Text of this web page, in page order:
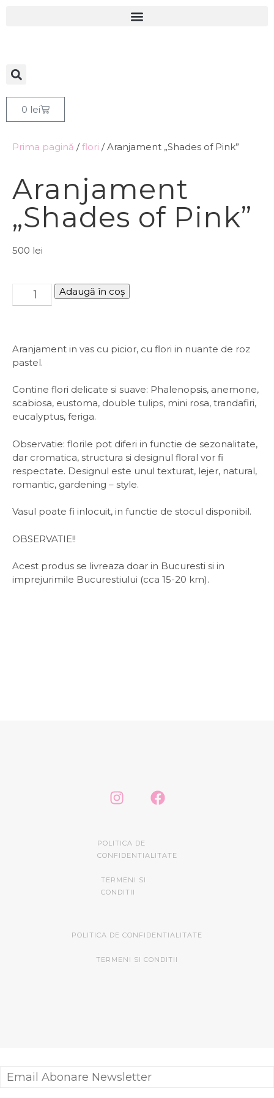
0 lei
Prima pagină /flori / Aranjament „Shades of Pink”
Aranjament
„Shades of Pink”
500 lei
Adaugă în coș
Aranjament in vas cu picior, cu flori in nuante de roz
pastel.
Contine flori delicate si suave: Phalenopsis, anemone,
scabiosa, eustoma, double tulips, mini rosa, trandafiri,
eucalyptus, feriga.
Observatie: florile pot diferi in functie de sezonalitate,
dar cromatica, structura si designul floral vor fi
respectate. Designul este unul texturat, lejer, natural,
romantic, gardening – style.
Vasul poate fi inlocuit, in functie de stocul disponibil.
OBSERVATIE!!
Acest produs se livreaza doar in Bucuresti si in
imprejurimile Bucurestiului (cca 15-20 km).
POLITICA DE
CONFIDENTIALITATE
TERMENI SI
CONDITII
POLITICA DE CONFIDENTIALITATE
TERMENI SI CONDITII